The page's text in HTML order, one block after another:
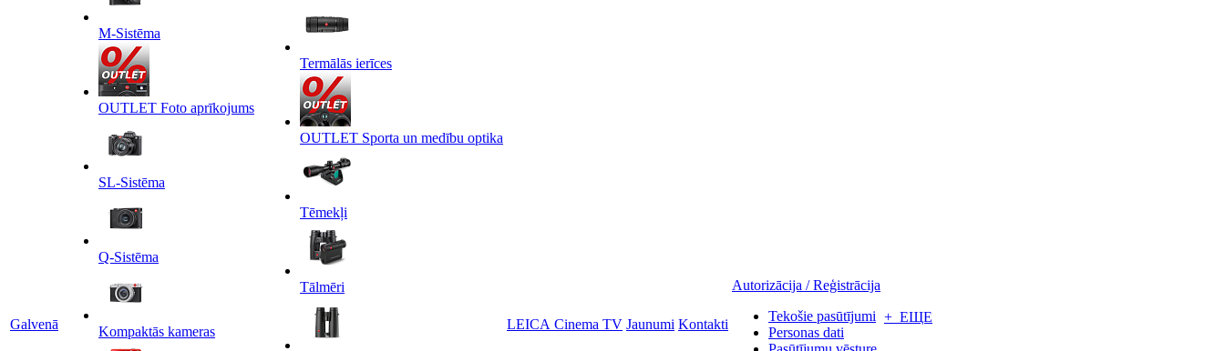
Galvenā
M-Sistēma
OUTLET Foto aprīkojums
SL-Sistēma
Q-Sistēma
Kompaktās kameras
Termālās ierīces
OUTLET Sporta un medību optika
Tēmekļi
Tālmēri
LEICA Cinema TV Jaunumi Kontakti
Autorizācija / Reģistrācija
Tekošie pasūtījumi
Personas dati
+ ЕЩЕ